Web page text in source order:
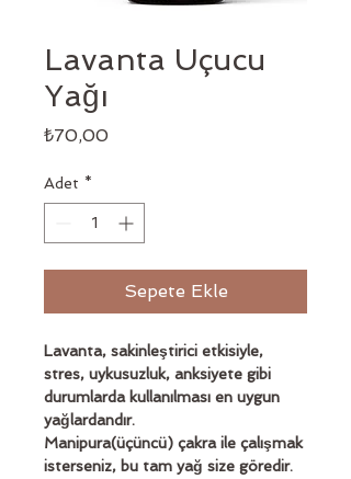
Lavanta Uçucu
Yağı
₺70,00Fiyat
Adet *
Sepete Ekle
Lavanta, sakinleştirici etkisiyle,
stres, uykusuzluk, anksiyete gibi
durumlarda kullanılması en uygun
yağlardandır.
Manipura(üçüncü) çakra ile çalışmak
isterseniz, bu tam yağ size göredir.